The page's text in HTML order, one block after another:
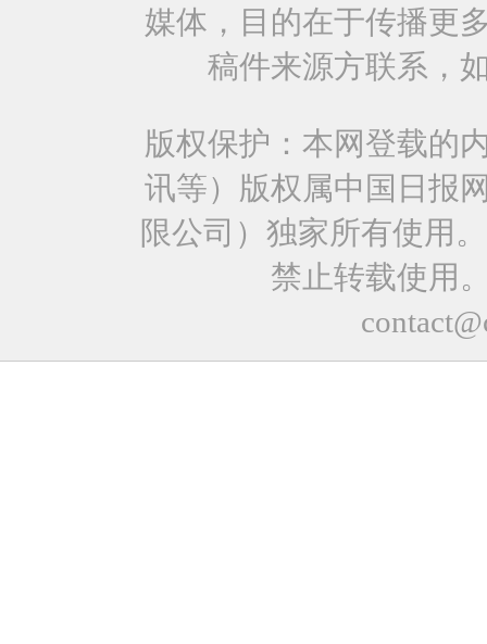
媒体，目的在于传播更
稿件来源方联系，
版权保护：本网登载的
讯等）版权属中国日报
限公司）独家所有使用
禁止转载使用